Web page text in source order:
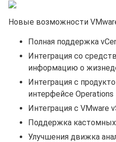
Новые возможности
Полная поддержка
Интеграция со
информацию о
Интеграция с
интерфейсе
Интеграция с VMware
Поддержка кастомных
Улучшения движка